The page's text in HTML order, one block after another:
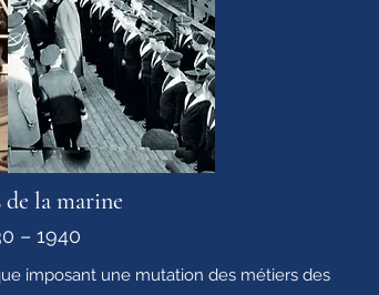
la marine
– 1940
imposant une mutation des métiers des